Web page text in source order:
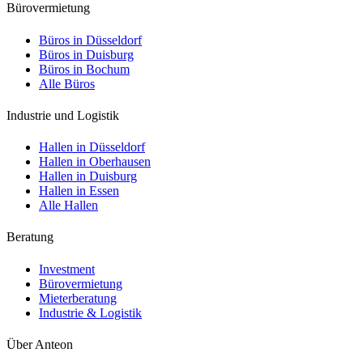
Bürovermietung
Büros in Düsseldorf
Büros in Duisburg
Büros in Bochum
Alle Büros
Industrie und Logistik
Hallen in Düsseldorf
Hallen in Oberhausen
Hallen in Duisburg
Hallen in Essen
Alle Hallen
Beratung
Investment
Bürovermietung
Mieterberatung
Industrie & Logistik
Über Anteon